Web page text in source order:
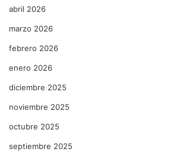
abril 2026
marzo 2026
febrero 2026
enero 2026
diciembre 2025
noviembre 2025
octubre 2025
septiembre 2025